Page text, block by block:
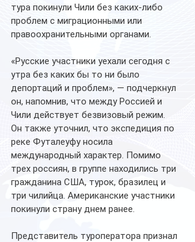
тура покинули Чили без каких-либо
проблем с миграционными или
правоохранительными органами.
«Русские участники уехали сегодня с
утра без каких бы то ни было
депортаций и проблем», — подчеркнул
он, напомнив, что между Россией и
Чили действует безвизовый режим.
Он также уточнил, что экспедиция по
реке Футалеуфу носила
международный характер. Помимо
трех россиян, в группе находились три
гражданина США, турок, бразилец и
три чилийца. Американские участники
покинули страну днем ранее.
Представитель туроператора признал